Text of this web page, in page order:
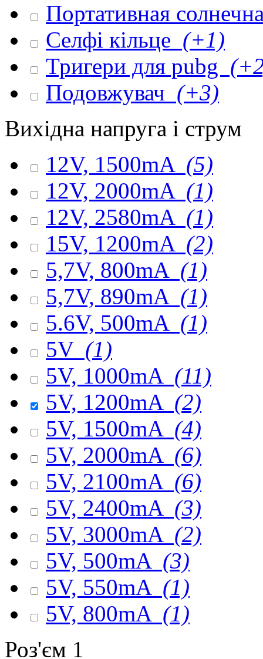
Портативная
Селфі кільце (+1)
Тригери для pubg
Подовжувач (+3)
Вихідна напруга і струм
12V, 1500mA (5)
12V, 2000mA (1)
12V, 2580mA (1)
15V, 1200mA (2)
5,7V, 800mA (1)
5,7V, 890mA (1)
5.6V, 500mA (1)
5V (1)
5V, 1000mA (11)
5V, 1200mA (2)
5V, 1500mA (4)
5V, 2000mA (6)
5V, 2100mA (6)
5V, 2400mA (3)
5V, 3000mA (2)
5V, 500mA (3)
5V, 550mA (1)
5V, 800mA (1)
Роз'єм 1